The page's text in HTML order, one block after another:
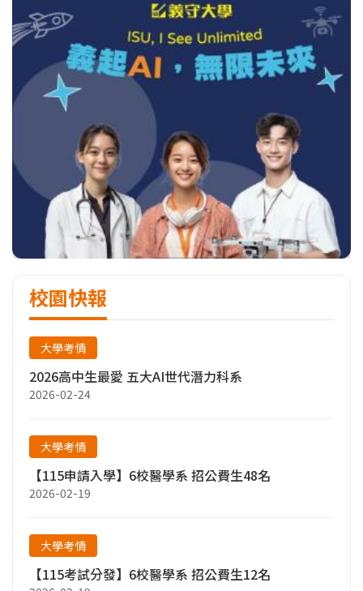
校園快報
大學考情
2026高中生最愛 五大AI世代潛力科系
2026-02-24
大學考情
【115申請入學】6校醫學系 招公費生48名
2026-02-19
大學考情
【115考試分發】6校醫學系 招公費生12名